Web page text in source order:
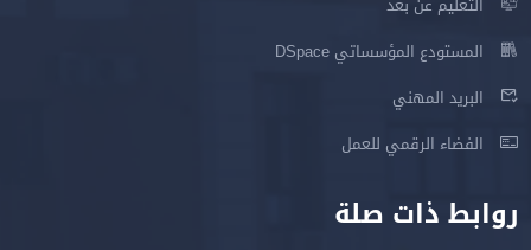
المستودع المؤسساتي DSpace
البريد المهني
الفضاء الرقمي للعمل
روابط ذات صلة